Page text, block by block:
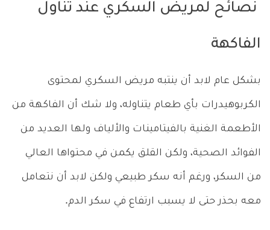
نصائح لمريض السكري عند تناول
الفاكهة
بشكل عام لابد أن ينتبه مريض السكري لمحتوى
الكربوهيدرات بأي طعام يتناوله، ولا شك أن الفاكهة من
الأطعمة الغنية بالفيتامينات والألياف ولها العديد من
الفوائد الصحية، ولكن القلق يكمن في محتواها العالي
من السكر، ورغم أنه سكر طبيعي ولكن لابد أن نتعامل
معه بحذر حتى لا يسبب ارتفاع في سكر الدم.